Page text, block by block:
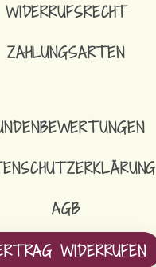
WIDERRUFSRECHT
ZAHLUNGSARTEN
AGB
WIDERRUFEN